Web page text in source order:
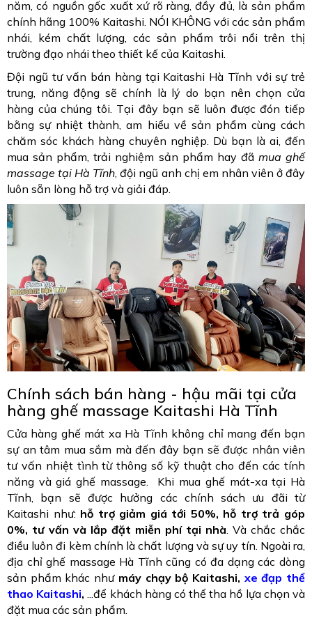
năm, có nguồn gốc xuất xứ rõ ràng, đầy đủ, là sản phẩm
chính hãng 100% Kaitashi. NÓI KHÔNG với các sản phẩm
nhái, kém chất lượng, các sản phẩm trôi nổi trên thị
trường đạo nhái theo thiết kế của Kaitashi.
Đội ngũ tư vấn bán hàng tại Kaitashi Hà Tĩnh với sự trẻ
trung, năng động sẽ chính là lý do bạn nên chọn cửa
hàng của chúng tôi. Tại đây bạn sẽ luôn được đón tiếp
bằng sự nhiệt thành, am hiểu về sản phẩm cùng cách
chăm sóc khách hàng chuyên nghiệp. Dù bạn là ai, đến
mua sản phẩm, trải nghiệm sản phẩm hay đã mua ghế
massage tại Hà Tĩnh , đội ngũ anh chị em nhân viên ở đây
luôn sẵn lòng hỗ trợ và giải đáp.
Chính sách bán hàng - hậu mãi tại cửa
hàng ghế massage Kaitashi Hà Tĩnh
Cửa hàng ghế mát xa Hà Tĩnh không chỉ mang đến bạn
sự an tâm mua sắm mà đến đây bạn sẽ được nhân viên
tư vấn nhiệt tình từ thông số kỹ thuật cho đến các tính
năng và giá ghế massage. Khi mua ghế mát-xa tại Hà
Tĩnh, bạn sẽ được hưởng các chính sách ưu đãi từ
Kaitashi như: hỗ trợ giảm giá tới 50%, hỗ trợ trả góp
0%, tư vấn và lắp đặt miễn phí tại nhà. Và chắc chắc
điều luôn đi kèm chính là chất lượng và sự uy tín. Ngoài ra,
địa chỉ ghế massage Hà Tĩnh cũng có đa dạng các dòng
sản phẩm khác nhưmáy chạy bộ Kaitashi, xe đạp thể
thao Kaitashi, ...để khách hàng có thể tha hồ lựa chọn và
đặt mua các sản phẩm.